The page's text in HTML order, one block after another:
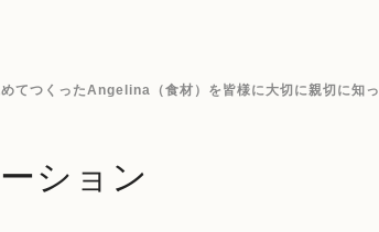
てつくったAngelina（食材）を皆様に大切に親切に知っ
ション